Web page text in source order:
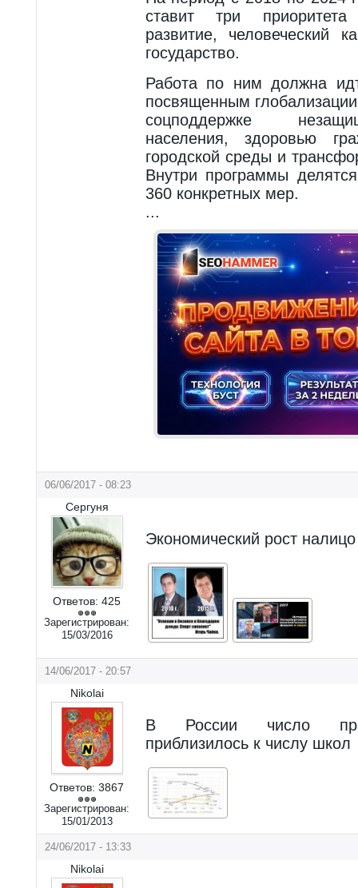
ставит три
развитие, человеческий
государство.
Работа по ним должна
посвященным
соцподдержке
населения, здоровью
городской среды и
Внутри программы
360 конкретных мер.
...
06/06/2017 - 08:23
Сергуня
Ответов: 425
Зарегистрирован:
15/03/2016
Экономический рост налицо
14/06/2017 - 20:57
Nikolai
Ответов: 3867
Зарегистрирован:
15/01/2013
В России число
приблизилось к числу школ
24/06/2017 - 13:33
Nikolai